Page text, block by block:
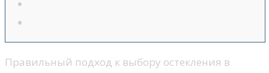
Правильный подход к выбору остекления в